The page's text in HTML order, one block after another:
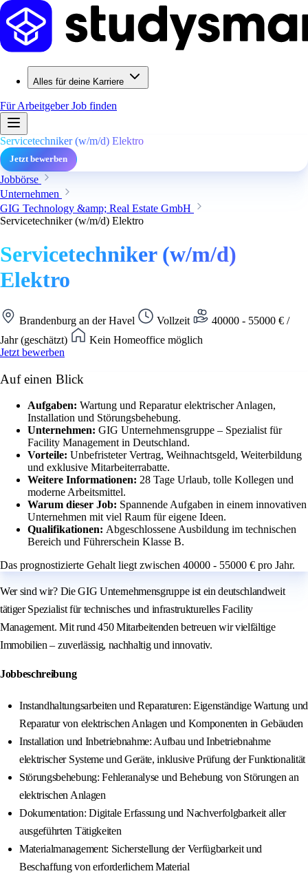
Alles für deine Karriere
Für ArbeitgeberJob finden
Servicetechniker (w/m/d) Elektro
Jetzt bewerben
Jobbörse
Unternehmen
GIG Technology &amp; Real Estate GmbH
Servicetechniker (w/m/d) Elektro
Servicetechniker (w/m/d)
Elektro
Brandenburg an der Havel Vollzeit
40000 - 55000 € /
Jahr (geschätzt)
Kein Homeoffice möglich
Jetzt bewerben
Auf einen Blick
Aufgaben: Wartung und Reparatur elektrischer Anlagen,
Installation und Störungsbehebung.
Unternehmen: GIG Unternehmensgruppe – Spezialist für
Facility Management in Deutschland.
Vorteile: Unbefristeter Vertrag, Weihnachtsgeld, Weiterbildung
und exklusive Mitarbeiterrabatte.
Weitere Informationen: 28 Tage Urlaub, tolle Kollegen und
moderne Arbeitsmittel.
Warum dieser Job: Spannende Aufgaben in einem innovativen
Unternehmen mit viel Raum für eigene Ideen.
Qualifikationen: Abgeschlossene Ausbildung im technischen
Bereich und Führerschein Klasse B.
Das prognostizierte Gehalt liegt zwischen 40000 - 55000 € pro Jahr.
Wer sind wir? Die GIG Unternehmensgruppe ist ein deutschlandweit
tätiger Spezialist für technisches und infrastrukturelles Facility
Management. Mit rund 450 Mitarbeitenden betreuen wir vielfältige
Immobilien – zuverlässig, nachhaltig und innovativ.
Jobbeschreibung
Instandhaltungsarbeiten und Reparaturen: Eigenständige Wartung und
Reparatur von elektrischen Anlagen und Komponenten in Gebäuden
Installation und Inbetriebnahme: Aufbau und Inbetriebnahme
elektrischer Systeme und Geräte, inklusive Prüfung der Funktionalität
Störungsbehebung: Fehleranalyse und Behebung von Störungen an
elektrischen Anlagen
Dokumentation: Digitale Erfassung und Nachverfolgbarkeit aller
ausgeführten Tätigkeiten
Materialmanagement: Sicherstellung der Verfügbarkeit und
Beschaffung von erforderlichem Material